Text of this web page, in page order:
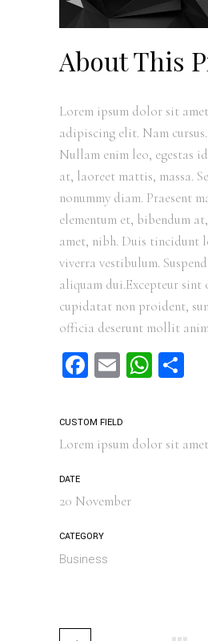
About This
Lorem ipsum dolor sit
adipiscing elit. Nam
Nullam enim leo, egestas
at, laoreet mattis, massa.
nonummy diam. Praesent
elementum et, bibendum
amet, nibh. Duis tincidunt
viverra vestibulum.
aliquam dui.Excepteur sint
cupidatat non proident,
officia deserunt mollit
Facebook
Email
CUSTOM FIELD
Lorem ipsum dolor sit amet
DATE
20 November
CATEGORY
Business